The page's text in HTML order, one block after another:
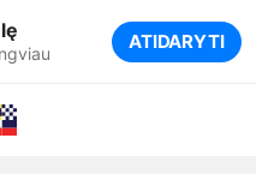
ATIDARYTI